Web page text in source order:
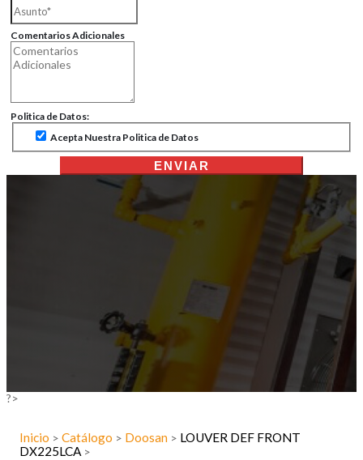
Comentarios Adicionales
Politica de Datos:
Acepta Nuestra Politica de Datos
ENVIAR
?>
Inicio > Catálogo > Doosan > LOUVER DEF FRONT
DX225LCA >